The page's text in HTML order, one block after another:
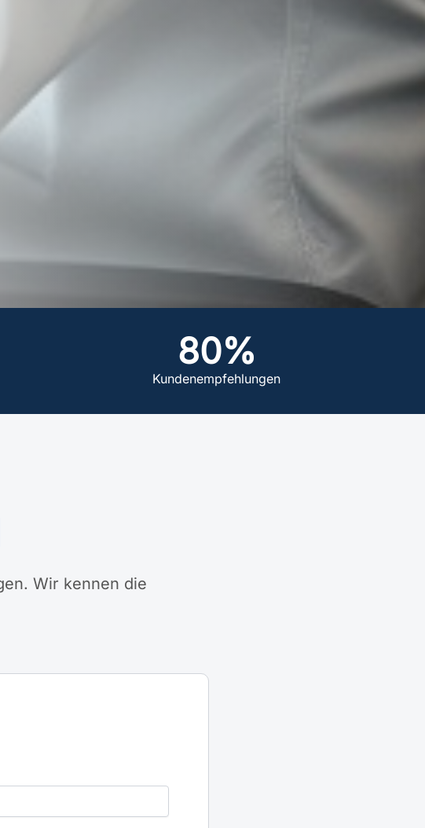
80%
Kundenempfehlungen
Wir kennen die